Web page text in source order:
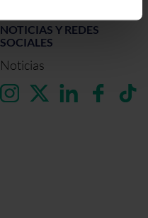
NOTICIAS Y REDES
SOCIALES
Noticias